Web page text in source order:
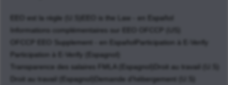
EEO est la règle (U.S)
EEO is the Law - en Español
Informations complémentaires sur EEO OFCCP (US)
OFCCP EEO Supplement - en Español
Participation à E-Verify
Participation à E-Verify (Espagnol)
Transparence des salaires FMLA (Espagnol)
Droit au travail (U.S)
Droit au travail (Espagnol)
Demande d'hébergement (U.S)